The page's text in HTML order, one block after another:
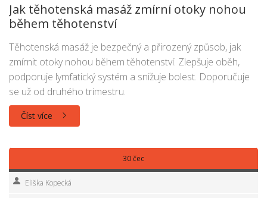
Jak těhotenská masáž zmírní otoky nohou
během těhotenství
Těhotenská masáž je bezpečný a přirozený způsob, jak
zmírnit otoky nohou během těhotenství. Zlepšuje oběh,
podporuje lymfatický systém a snižuje bolest. Doporučuje
se už od druhého trimestru.
Číst více
30 čec
Eliška Kopecká